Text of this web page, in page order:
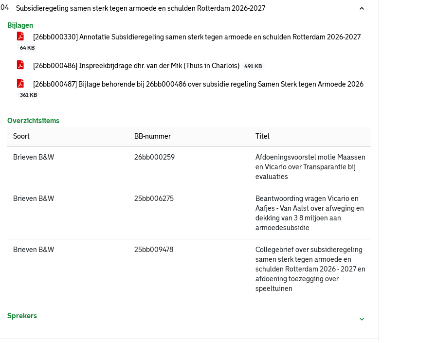
Subsidieregeling samen sterk tegen armoede en schulden Rotterdam 2026-2027
Bijlagen
[26bb000330] Annotatie Subsidieregeling samen sterk tegen armoede en schulden Rotterdam 2026-2027
64 KB
[26bb000486] Inspreekbijdrage dhr. van der Mik (Thuis in Charlois) 491 KB
[26bb000487] Bijlage behorende bij 26bb000486 over subsidie regeling Samen Sterk tegen Armoede 2026
361 KB
Overzichtsitems
Soort
BB-nummer Titel
Brieven B&W 26bb000259
Afdoeningsvoorstel motie Maassen
en Vicario over Transparantie bij
evaluaties
Brieven B&W 25bb006275
Beantwoording vragen Vicario en
Aafjes - Van Aalst over afweging en
dekking van 3 8 miljoen aan
armoedesubsidie
Brieven B&W 25bb009478
Collegebrief over subsidieregeling
samen sterk tegen armoede en
schulden Rotterdam 2026 - 2027 en
afdoening toezegging over
speeltuinen
Sprekers